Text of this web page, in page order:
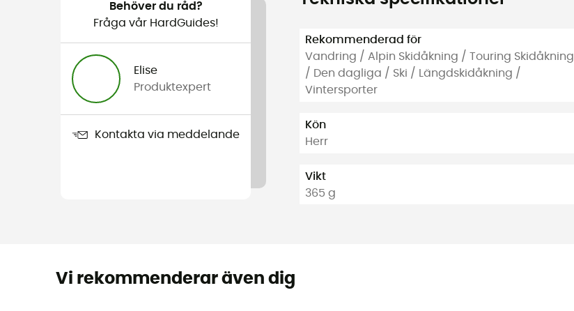
Behöver du råd?
Fråga vår HardGuides!
Elise
Produktexpert
Kontakta via meddelande
Rekommenderad för
Vandring / Alpin Skidåkning / Touring Skidåkning
/ Den dagliga / Ski / Längdskidåkning /
Vintersporter
Kön
Herr
Vikt
365 g
Vi rekommenderar även dig